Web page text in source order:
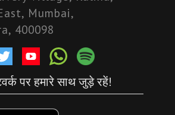
Mumbai,
400098
पर हमारे साथ जुड़े रहें!